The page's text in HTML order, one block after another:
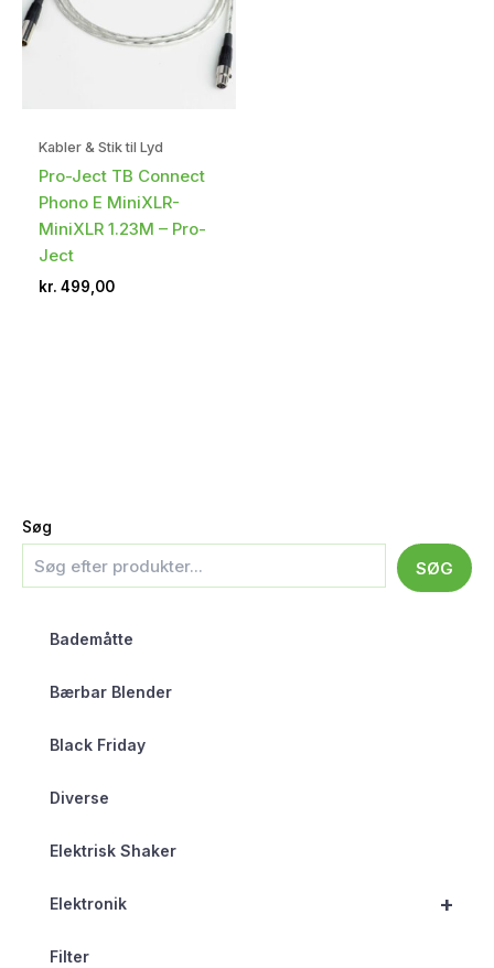
Søg
SØG
Bademåtte
Bærbar Blender
Black Friday
Diverse
Elektrisk Shaker
+
Elektronik
Filter
Kabler & Stik til Lyd
Pro-Ject TB Connect
Phono E MiniXLR-
MiniXLR 1.23M – Pro-
Ject
kr. 499,00